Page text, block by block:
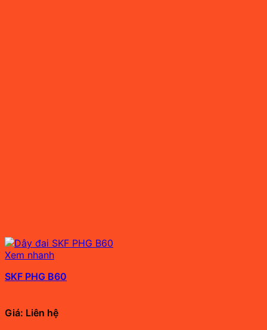
Xem nhanh
SKF PHG B60
Giá: Liên hệ